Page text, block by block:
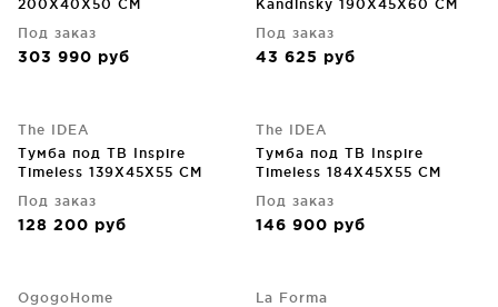
200X40X50 CM
Под заказ
303 990 руб
Kandinsky 190X45X60 CM
Под заказ
43 625 руб
The IDEA
Тумба под ТВ Inspire
Timeless 139X45X55 CM
Под заказ
128 200 руб
The IDEA
Тумба под ТВ Inspire
Timeless 184X45X55 CM
Под заказ
146 900 руб
OgogoHome
La Forma